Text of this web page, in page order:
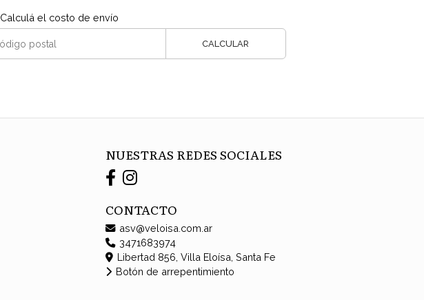
Calculá el costo de envío
CALCULAR
NUESTRAS REDES SOCIALES
CONTACTO
asv@veloisa.com.ar
3471683974
Libertad 856, Villa Eloísa, Santa Fe
Botón de arrepentimiento